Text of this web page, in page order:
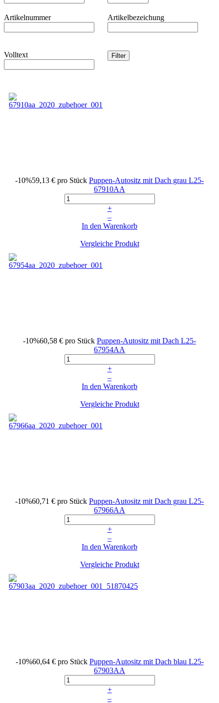
Artikelnummer Artikelbezeichung
Volltext
-10%59,13 € pro Stück Puppen-Autositz mit Dach grau L25-
67910AA
+
–
In den Warenkorb
Vergleiche Produkt
-10%60,58 € pro Stück Puppen-Autositz mit Dach L25-
67954AA
+
–
In den Warenkorb
Vergleiche Produkt
-10%60,71 € pro Stück Puppen-Autositz mit Dach grau L25-
67966AA
+
–
In den Warenkorb
Vergleiche Produkt
-10%60,64 € pro Stück Puppen-Autositz mit Dach blau L25-
67903AA
+
–